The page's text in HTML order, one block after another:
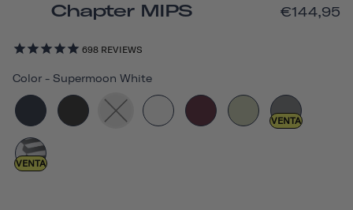
Chapter MIPS
698 REVIEWS
€144,95
Color - Supermoon White
VENTA
VENTA